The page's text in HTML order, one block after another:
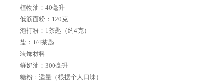
植物油：40毫升
低筋面粉：120克
泡打粉：1茶匙（约4克）
盐：1/4茶匙
装饰材料
鲜奶油：300毫升
糖粉：适量（根据个人口味）